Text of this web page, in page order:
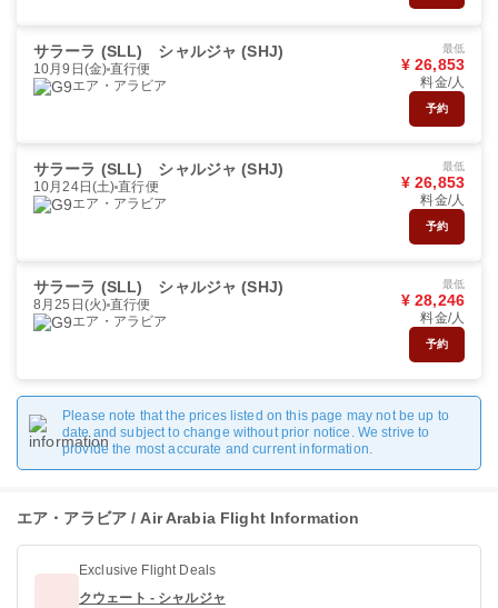
サラーラ (SLL) シャルジャ (SHJ)
10月9日(金) 直行便
エア・アラビア
最低
¥ 26,853
料金/人
予約
サラーラ (SLL) シャルジャ (SHJ)
10月24日(土) 直行便
エア・アラビア
最低
¥ 26,853
料金/人
予約
サラーラ (SLL) シャルジャ (SHJ)
8月25日(火) 直行便
エア・アラビア
最低
¥ 28,246
料金/人
予約
Please note that the prices listed on this page may not be up to
date and subject to change without prior notice. We strive to
provide the most accurate and current information.
エア・アラビア / Air Arabia Flight Information
Exclusive Flight Deals
クウェート - シャルジャ